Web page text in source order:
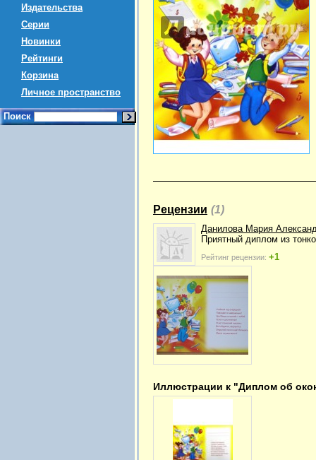
Издательства
Серии
Новинки
Рейтинги
Корзина
Личное пространство
Поиск
Рецензии (1)
Данилова Мария
Приятный диплом из
Рейтинг рецензии: +1
Иллюстрации к "Диплом об